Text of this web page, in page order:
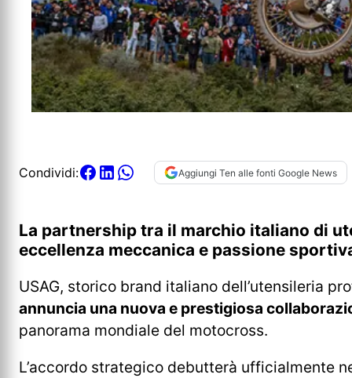
Condividi: Aggiungi Ten alle fonti Google News
La partnership tra il marchio italiano di
eccellenza meccanica e passione
USAG, storico brand italiano dell’utensileria
annuncia una nuova e prestigiosa
panorama mondiale del motocross.
L’accordo strategico debutterà ufficialmente